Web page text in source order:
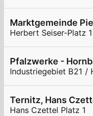
Marktgemeinde
Herbert Seiser-Platz 1
Pfalzwerke -
Industriegebiet B21 /
Ternitz, Hans
Hans Czettel Platz 1